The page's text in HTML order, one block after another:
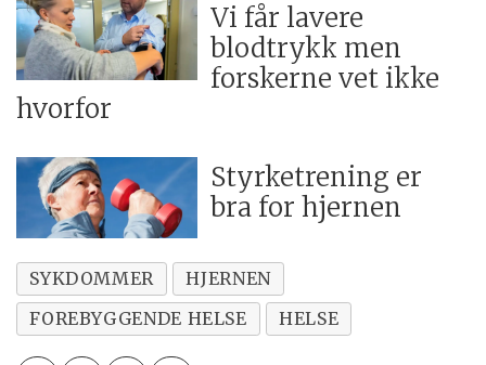
Vi får lavere
blodtrykk men
forskerne vet ikke
hvorfor
Styrketrening er
bra for hjernen
SYKDOMMER
HJERNEN
FOREBYGGENDE HELSE
HELSE